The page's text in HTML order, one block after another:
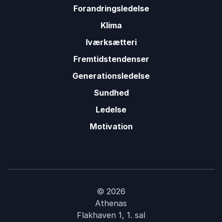
Lene Henriksen
FSL
Mia Hesselberg-Thomsen
Forandringsledelse
Klima
Iværksætteri
Fremtidstendenser
Generationsledelse
Sundhed
Ledelse
Motivation
© 2026
Athenas
Flakhaven 1, 1. sal